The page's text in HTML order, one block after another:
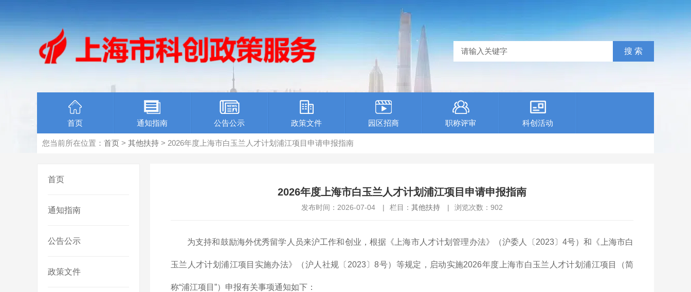
首页 通知指南 公告公示 政策文件 园区招商 职称评审 科创活动
您当前所在位置： 首页 > 其他扶持 > 2026年度上海市白玉兰人才计划浦江项目申请申报指南
首页
通知指南
公告公示
政策文件
2026年度上海市白玉兰人才计划浦江项目申请申报指南
发布时间：2026-07-04 | 栏目： 其他扶持 | 浏览次数： 902
为支持和鼓励海外优秀留学人员来沪工作和创业，根据《上海市人才计划管理办法》（沪委人〔2023〕4号）和《上海市白
玉兰人才计划浦江项目实施办法》（沪人社规〔2023〕8号）等规定，启动实施2026年度上海市白玉兰人才计划浦江项目（简
称“浦江项目”）申报有关事项通知如下：